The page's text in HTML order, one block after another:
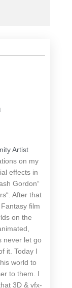
Artist
on my
effects in
Gordon“
After that
film
on the
never let go
it. Today I
world to
to them. I
3D & vfx-